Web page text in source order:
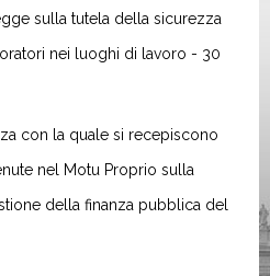
sulla tutela della sicurezza
nei luoghi di lavoro - 30
con la quale si recepiscono
nel Motu Proprio sulla
della finanza pubblica del